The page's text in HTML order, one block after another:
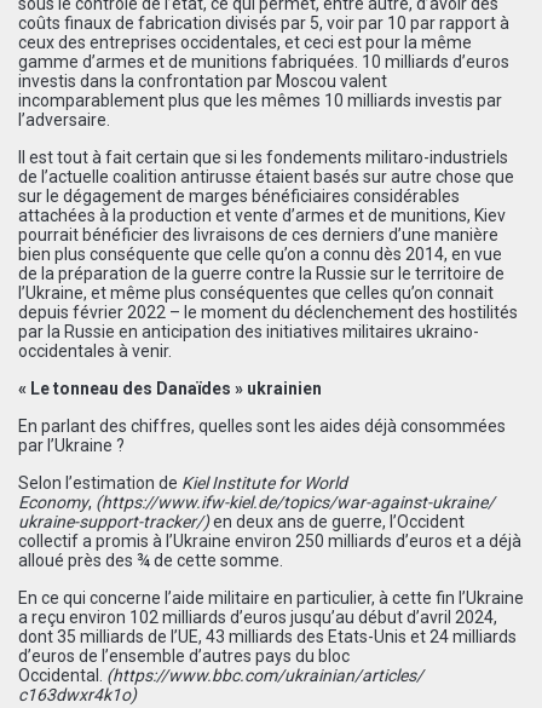
coûts finaux de fabrication divisés par 5, voir par 10 par rapport à
ceux des entreprises occidentales, et ceci est pour la même
gamme d’armes et de munitions fabriquées. 10 milliards d’euros
investis dans la confrontation par Moscou valent
incomparablement plus que les mêmes 10 milliards investis par
l’adversaire.
Il est tout à fait certain que si les fondements militaro-industriels
de l’actuelle coalition antirusse étaient basés sur autre chose que
sur le dégagement de marges bénéficiaires considérables
attachées à la production et vente d’armes et de munitions, Kiev
pourrait bénéficier des livraisons de ces derniers d’une manière
bien plus conséquente que celle qu’on a connu dès 2014, en vue
de la préparation de la guerre contre la Russie sur le territoire de
l’Ukraine, et même plus conséquentes que celles qu’on connait
depuis février 2022 – le moment du déclenchement des hostilités
par la Russie en anticipation des initiatives militaires ukraino-
occidentales à venir.
« Le tonneau des Danaïdes » ukrainien
En parlant des chiffres, quelles sont les aides déjà consommées
par l’Ukraine ?
Selon l’estimation de Kiel Institute for World
Economy, (https://www.ifw-kiel.de/topics/war-against-ukraine/
ukraine-support-tracker/)en deux ans de guerre, l’Occident
collectif a promis à l’Ukraine environ 250 milliards d’euros et a déjà
alloué près des ¾ de cette somme.
En ce qui concerne l’aide militaire en particulier, à cette fin l’Ukraine
a reçu environ 102 milliards d’euros jusqu’au début d’avril 2024,
dont 35 milliards de l’UE, 43 milliards des Etats-Unis et 24 milliards
d’euros de l’ensemble d’autres pays du bloc
Occidental. (https://www.bbc.com/ukrainian/articles/
c163dwxr4k1o)